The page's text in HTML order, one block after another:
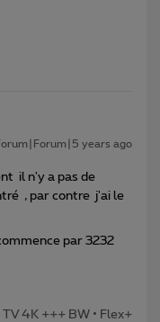
years ago
il n'y a pas de
, par contre j'ai le
par 3232
4K +++ BW • Flex+